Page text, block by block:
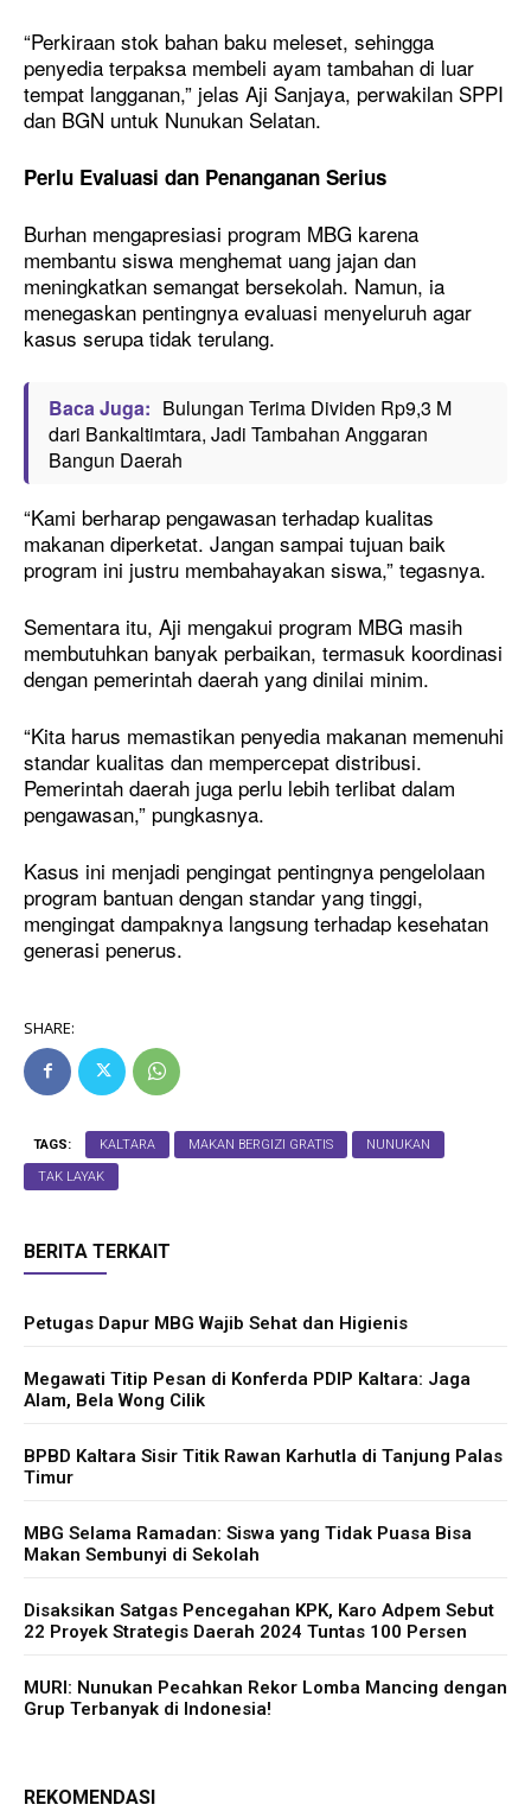
“Perkiraan stok bahan baku meleset, sehingga
penyedia terpaksa membeli ayam tambahan di luar
tempat langganan,” jelas Aji Sanjaya, perwakilan SPPI
dan BGN untuk Nunukan Selatan.
Perlu Evaluasi dan Penanganan Serius
Burhan mengapresiasi program MBG karena
membantu siswa menghemat uang jajan dan
meningkatkan semangat bersekolah. Namun, ia
menegaskan pentingnya evaluasi menyeluruh agar
kasus serupa tidak terulang.
Baca Juga: Bulungan Terima Dividen Rp9,3 M
dari Bankaltimtara, Jadi Tambahan Anggaran
Bangun Daerah
“Kami berharap pengawasan terhadap kualitas
makanan diperketat. Jangan sampai tujuan baik
program ini justru membahayakan siswa,” tegasnya.
Sementara itu, Aji mengakui program MBG masih
membutuhkan banyak perbaikan, termasuk koordinasi
dengan pemerintah daerah yang dinilai minim.
“Kita harus memastikan penyedia makanan memenuhi
standar kualitas dan mempercepat distribusi.
Pemerintah daerah juga perlu lebih terlibat dalam
pengawasan,” pungkasnya.
Kasus ini menjadi pengingat pentingnya pengelolaan
program bantuan dengan standar yang tinggi,
mengingat dampaknya langsung terhadap kesehatan
generasi penerus.
SHARE:
TAGS: KALTARA MAKAN BERGIZI GRATIS NUNUKAN
TAK LAYAK
BERITA TERKAIT
Petugas Dapur MBG Wajib Sehat dan Higienis
Megawati Titip Pesan di Konferda PDIP Kaltara: Jaga
Alam, Bela Wong Cilik
BPBD Kaltara Sisir Titik Rawan Karhutla di Tanjung Palas
Timur
MBG Selama Ramadan: Siswa yang Tidak Puasa Bisa
Makan Sembunyi di Sekolah
Disaksikan Satgas Pencegahan KPK, Karo Adpem Sebut
22 Proyek Strategis Daerah 2024 Tuntas 100 Persen
MURI: Nunukan Pecahkan Rekor Lomba Mancing dengan
Grup Terbanyak di Indonesia!
REKOMENDASI